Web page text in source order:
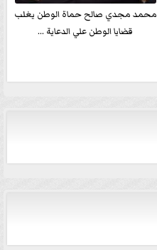
محمد مجدي صالح حماة الوطن يغلب
قضايا الوطن علي الدعاية ...